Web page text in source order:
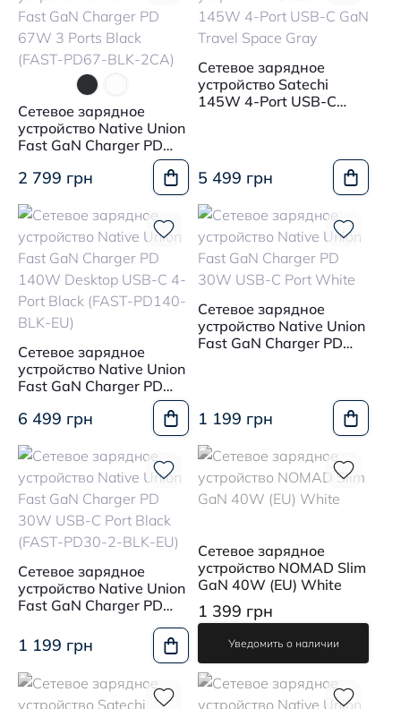
Сетевое зарядное
устройство Native Union
Fast GaN Charger PD
(FAST-PD67-BLK-2CA)
2 799 грн
Сетевое зарядное
устройство Satechi
145W 4-Port USB-C
5 499 грн
Сетевое зарядное
устройство Native Union
Fast GaN Charger PD
140W Desktop USB-C 4-
Port Black (FAST-PD140-
6 499 грн
Сетевое зарядное
устройство Native Union
Fast GaN Charger PD
1 199 грн
Сетевое зарядное
устройство Native Union
Fast GaN Charger PD
(FAST-PD30-2-BLK-EU)
1 199 грн
Сетевое зарядное
устройство NOMAD Slim
GaN 40W (EU) White
1 399 грн
Уведомить о наличии